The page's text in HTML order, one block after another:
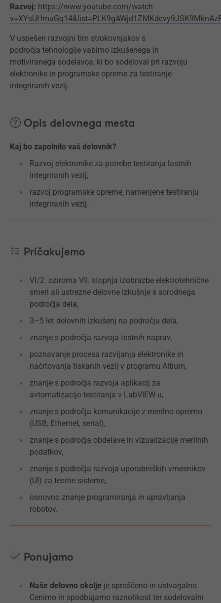
Razvoj: https://www.youtube.com/watch
V uspešen razvojni tim strokovnjakov s
področja tehnologije vabimo izkušenega in
motiviranega sodelavca, ki bo sodeloval pri razvoju
elektronike in programske opreme za testiranje
integriranih vezij.
Opis delovnega mesta
Kaj bo zapolnilo vaš delovnik?
Razvoj elektronike za potrebe testiranja lastnih
integriranih vezij,
razvoj programske opreme, namenjene testiranju
integriranih vezij.
Pričakujemo
VI/2. oziroma VII. stopnja izobrazbe elektrotehnične
smeri ali ustrezne delovne izkušnje s sorodnega
področja dela,
3–5 let delovnih izkušenj na področju dela,
znanje s področja razvoja testnih naprav,
poznavanje procesa razvijanja elektronike in
načrtovanja tiskanih vezij v programu Altium,
znanje s področja razvoja aplikacij za
avtomatizacijo testiranja v LabVIEW-u,
znanje s področja komunikacije z merilno opremo
(USB, Ethernet, serial),
znanje s področja obdelave in vizualizacije merilnih
podatkov,
znanje s področja razvoja uporabniških vmesnikov
(UI) za testne sisteme,
osnovno znanje programiranja in upravljanja
robotov.
Ponujamo
Naše delovno okolje je sproščeno in ustvarjalno.
Cenimo in spodbujamo raznolikost ter sodelovalni